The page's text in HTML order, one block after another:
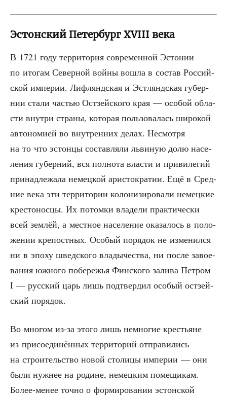
Эстонский Петербург XVIII века
В 1721 году тер­ри­то­рия совре­мен­ной Эсто­нии
по ито­гам Север­ной вой­ны вошла в состав Рос­сий­
ской импе­рии. Лиф­лянд­ская и Эст­лянд­ская губер­
нии ста­ли частью Ост­зей­ско­го края — осо­бой обла­
сти внут­ри стра­ны, кото­рая поль­зо­ва­лась широ­кой
авто­но­ми­ей во внут­рен­них делах. Несмот­ря
на то что эстон­цы состав­ля­ли льви­ную долю насе­
ле­ния губер­ний, вся пол­но­та вла­сти и при­ви­ле­гий
при­над­ле­жа­ла немец­кой ари­сто­кра­тии. Ещё в Сред­
ние века эти тер­ри­то­рии коло­ни­зи­ро­ва­ли немец­кие
кре­сто­нос­цы. Их потом­ки вла­де­ли прак­ти­че­ски
всей зем­лёй, а мест­ное насе­ле­ние ока­за­лось в поло­
же­нии кре­пост­ных. Осо­бый поря­док не изме­нил­ся
ни в эпо­ху швед­ско­го вла­ды­че­ства, ни после заво­е­
ва­ния южно­го побе­ре­жья Фин­ско­го зали­ва Пет­ром
I — рус­ский царь лишь под­твер­дил осо­бый ост­зей­
ский порядок.
Во мно­гом из-за это­го лишь немно­гие кре­стьяне
из при­со­еди­нён­ных тер­ри­то­рий отпра­ви­лись
на стро­и­тель­ство новой сто­ли­цы импе­рии — они
были нуж­нее на родине, немец­ким поме­щи­кам.
Более-менее точ­но о фор­ми­ро­ва­нии эстон­ской